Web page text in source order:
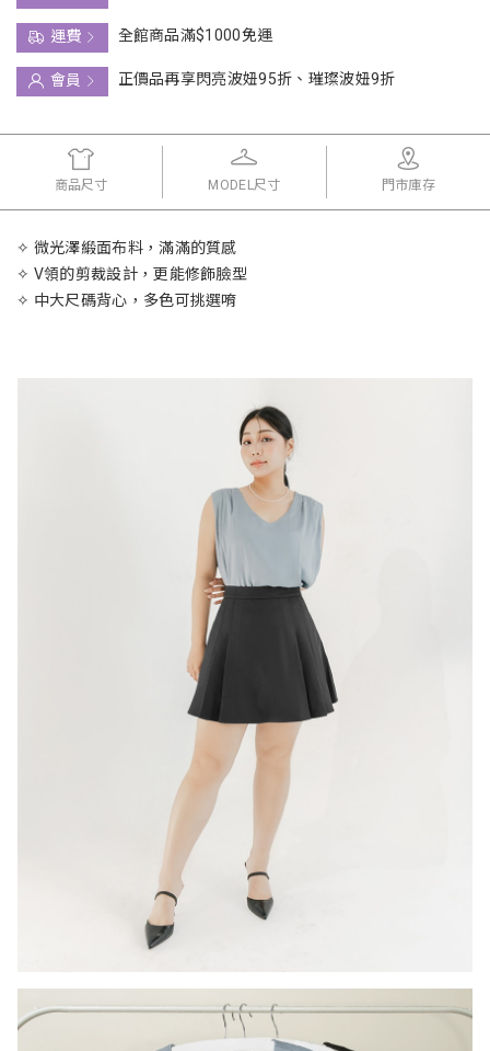
運費
全館商品滿$1000免運
會員
正價品再享閃亮波妞95折、璀璨波妞9折
商品尺寸 MODEL尺寸 門市庫存
✧ 微光澤緞面布料，滿滿的質感
✧ V領的剪裁設計，更能修飾臉型
✧ 中大尺碼背心，多色可挑選唷